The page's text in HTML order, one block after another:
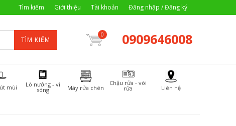
Tìm kiếm Giới thiệu Tài khoản Đăng nhập / Đăng ký
TÌM KIẾM
0 0909646008
mùi Lò nướng - vi
sóng Máy rửa chén
Chậu rửa - vòi
rửa Liên hệ